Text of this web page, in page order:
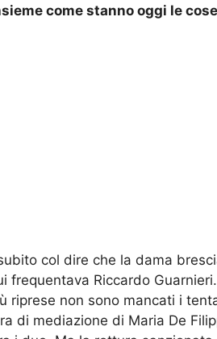
come stanno oggi le
col dire che la dama
frequentava Riccardo
riprese non sono mancati i
di mediazione di Maria De